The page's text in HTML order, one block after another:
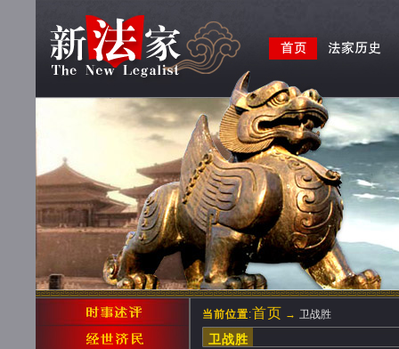
当前位置:首页 → 卫战胜
卫战胜